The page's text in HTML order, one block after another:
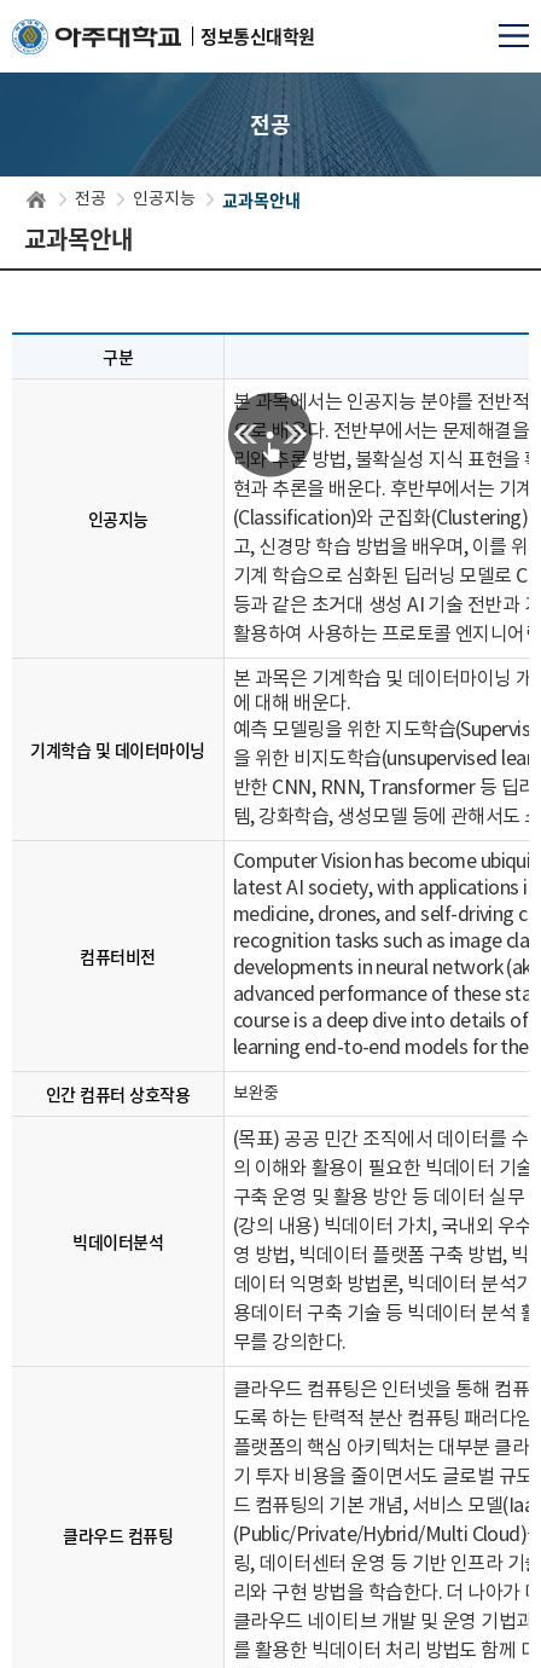
정보통신대학원
전공
전공 인공지능 교과목안내
교과목안내
구분
인공지능
본 과목에서는 인공지능 분야를 전반적
으로 배운다. 전반부에서는 문제해결을
리와 추론 방법, 불확실성 지식 표현을
현과 추론을 배운다. 후반부에서는 기계
(Classification)와 군집화(Clustering)
고, 신경망 학습 방법을 배우며, 이를
기계 학습으로 심화된 딥러닝 모델로
등과 같은 초거대 생성 AI 기술 전반과
활용하여 사용하는 프로토콜 엔지니어
기계학습 및 데이터마이닝
본 과목은 기계학습 및 데이터마이닝
에 대해 배운다.
예측 모델링을 위한 지도학습
을 위한 비지도학습(unsupervised
반한 CNN, RNN, Transformer 등 딥러
템, 강화학습, 생성모델 등에 관해서도
컴퓨터비전
Computer Vision has become
latest AI society, with applications
medicine, drones, and self-driving
recognition tasks such as image
developments in neural network
advanced performance of these
course is a deep dive into details of
learning end-to-end models for
인간 컴퓨터 상호작용 보완중
빅데이터분석
(목표) 공공 민간 조직에서 데이터를 수
의 이해와 활용이 필요한 빅데이터 기
구축 운영 및 활용 방안 등 데이터 실무
(강의 내용) 빅데이터 가치, 국내외 우
영 방법, 빅데이터 플랫폼 구축 방법, 빅
데이터 익명화 방법론, 빅데이터 분석
용데이터 구축 기술 등 빅데이터 분석
무를 강의한다.
클라우드 컴퓨팅
클라우드 컴퓨팅은 인터넷을 통해 컴퓨
도록 하는 탄력적 분산 컴퓨팅 패러다
플랫폼의 핵심 아키텍처는 대부분 클라
기 투자 비용을 줄이면서도 글로벌 규
드 컴퓨팅의 기본 개념, 서비스 모델
(Public/Private/Hybrid/Multi Cloud)을
링, 데이터센터 운영 등 기반 인프라 기
리와 구현 방법을 학습한다. 더 나아가
클라우드 네이티브 개발 및 운영 기법
를 활용한 빅데이터 처리 방법도 함께